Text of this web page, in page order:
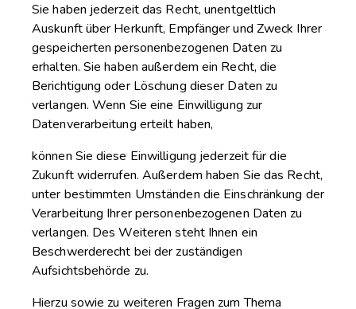
Sie haben jederzeit das Recht, unentgeltlich
Auskunft über Herkunft, Empfänger und Zweck Ihrer
gespeicherten personenbezogenen Daten zu
erhalten. Sie haben außerdem ein Recht, die
Berichtigung oder Löschung dieser Daten zu
verlangen. Wenn Sie eine Einwilligung zur
Datenverarbeitung erteilt haben,
können Sie diese Einwilligung jederzeit für die
Zukunft widerrufen. Außerdem haben Sie das Recht,
unter bestimmten Umständen die Einschränkung der
Verarbeitung Ihrer personenbezogenen Daten zu
verlangen. Des Weiteren steht Ihnen ein
Beschwerderecht bei der zuständigen
Aufsichtsbehörde zu.
Hierzu sowie zu weiteren Fragen zum Thema